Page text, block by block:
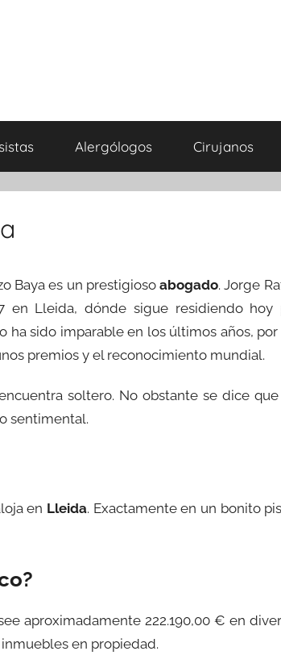
Alergólogos Cirujanos
Baya es un prestigiosoabogado. Jorge
en Lleida, dónde sigue residiendo hoy
ha sido imparable en los últimos años,
premios y el reconocimiento mundial.
soltero. No obstante se dice
sentimental.
en Lleida. Exactamente en un bonito
aproximadamente 222.190,00 € en
en propiedad.